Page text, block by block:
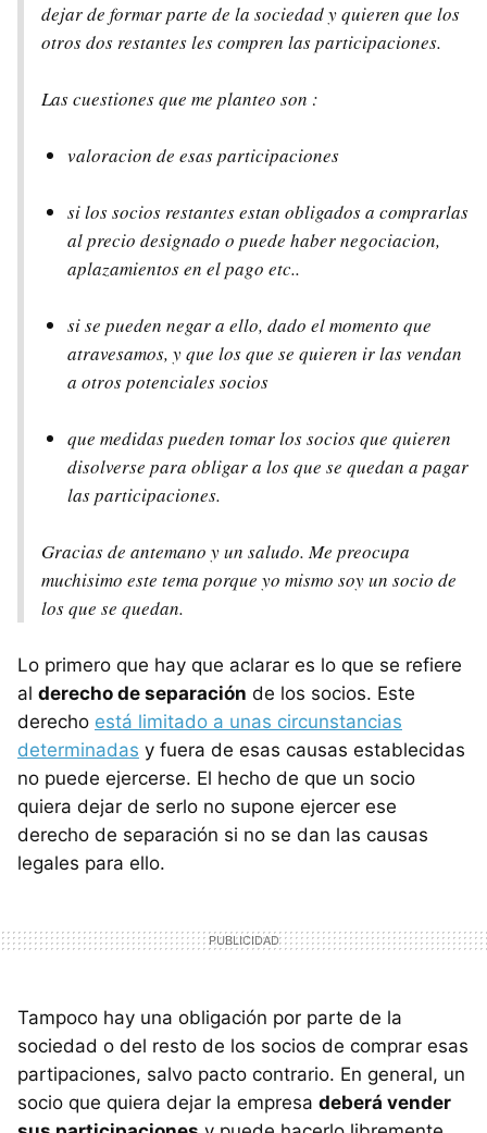
dejar de formar parte de la sociedad y quieren que los
otros dos restantes les compren las participaciones.
Las cuestiones que me planteo son :
valoracion de esas participaciones
si los socios restantes estan obligados a comprarlas
al precio designado o puede haber negociacion,
aplazamientos en el pago etc..
si se pueden negar a ello, dado el momento que
atravesamos, y que los que se quieren ir las vendan
a otros potenciales socios
que medidas pueden tomar los socios que quieren
disolverse para obligar a los que se quedan a pagar
las participaciones.
Gracias de antemano y un saludo. Me preocupa
muchisimo este tema porque yo mismo soy un socio de
los que se quedan.
Lo primero que hay que aclarar es lo que se refiere
al derecho de separación de los socios. Este
derecho está limitado a unas circunstancias
determinadas y fuera de esas causas establecidas
no puede ejercerse. El hecho de que un socio
quiera dejar de serlo no supone ejercer ese
derecho de separación si no se dan las causas
legales para ello.
Tampoco hay una obligación por parte de la
sociedad o del resto de los socios de comprar esas
partipaciones, salvo pacto contrario. En general, un
socio que quiera dejar la empresa deberá vender